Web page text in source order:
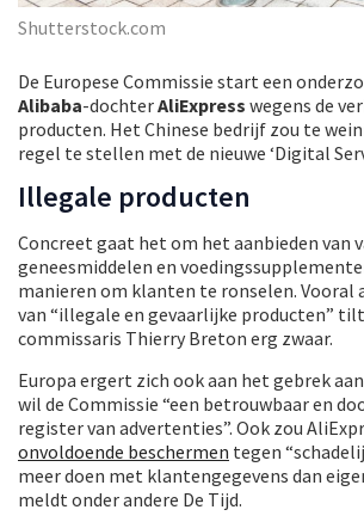
Shutterstock.com
De Europese Commissie start een
Alibaba-dochterAliExpress wegens de
producten. Het Chinese bedrijf zou te
regel te stellen met de nieuwe ‘Digital
Illegale producten
Concreet gaat het om het aanbieden van
geneesmiddelen en
manieren om klanten te ronselen. Vooral
van “illegale en gevaarlijke producten”
commissaris Thierry Breton erg zwaar.
Europa ergert zich ook aan het gebrek
wil de Commissie “een betrouwbaar en
register van advertenties”. Ook zou
onvoldoende beschermen tegen
meer doen met klantengegevens dan
meldt onder andere De Tijd.